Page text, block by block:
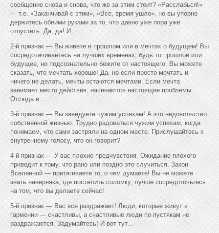
сообщение снова и снова, что же за этим стоит? «Расслабься!»
— т.е. «Заканчивай с этим», «Все, время ушло», но вы упорно
держитесь обеими руками за то, что давно уже пора уже
отпустить. Да, да! И…
2-й признак — Вы живете в прошлом или в мечтах о будущем! Вы
сосредотачиваетесь на лучших временах, будь то прошлое или
будущее, но подсознательно бежите от настоящего. Вы можете
сказать, что мечтать хорошо! Да, но если просто мечтать и
ничего не делать, мечты остаются мечтами. Если мечта
занимает место действия, начинаются настоящие проблемы.
Отсюда и…
3-й признак — Вы завидуете чужим успехам! А это недовольство
собственной жизнью. Трудно радоваться чужим успехам, когда
понимаем, что сами застряли на одном месте. Прислушайтесь к
внутреннему голосу, что он говорит?
4-й признак — У вас плохие предчувствия. Ожидание плохого
приводит к тому, что рано или поздно это случиться. Закон
Вселенной — притягиваете то, о чем думаете! Вы не можете
знать наверняка, где постелить соломку, лучше сосредоточьтесь
на том, что вы делаете сейчас!
5-й признак — Вас все раздражает! Люди, которые живут в
гармонии — счастливы, а счастливые люди по пустякам не
раздражаются. Задумайтесь! И вот тут…